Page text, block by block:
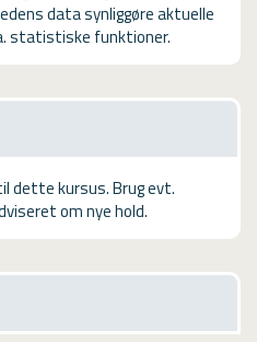
data synliggøre aktuelle
statistiske funktioner.
dette kursus. Brug evt.
om nye hold.